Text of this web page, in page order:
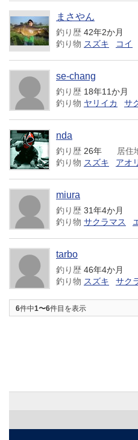
まさやん
釣り歴 42年2か月
釣り物 スズキ コイ
se-chang
釣り歴 18年11か月
釣り物 ヤリイカ サ
nda
釣り歴 26年 居住
釣り物 スズキ アオ
miura
釣り歴 31年4か月
釣り物 サクラマス
tarbo
釣り歴 46年4か月
釣り物 スズキ サク
6件中1〜6件目を表示